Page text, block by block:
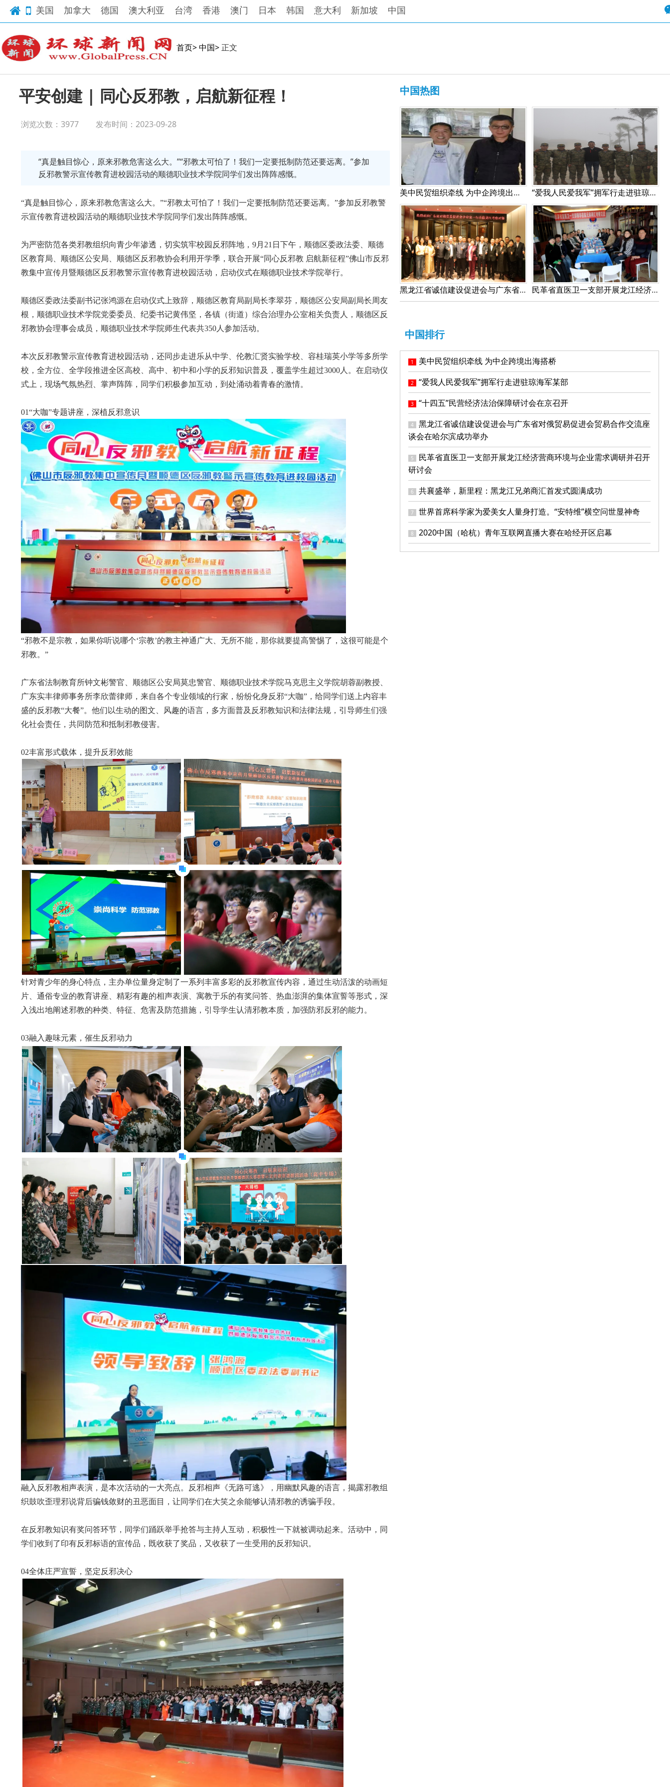
美国 加拿大 德国 澳大利亚 台湾 香港 澳门 日本 韩国 意大利 新加坡 中国
首页>中国> 正文
平安创建 | 同心反邪教，启航新征程！
浏览次数：3977 发布时间：2023-09-28
​“真是触目惊心，原来邪教危害这么大。”“邪教太可怕了！我们一定要抵制防范还要远离。”参加
反邪教警示宣传教育进校园活动的顺德职业技术学院同学们发出阵阵感慨。
“真是触目惊心，原来邪教危害这么大。”“邪教太可怕了！我们一定要抵制防范还要远离。”参加反邪教警
示宣传教育进校园活动的顺德职业技术学院同学们发出阵阵感慨。
为严密防范各类邪教组织向青少年渗透，切实筑牢校园反邪阵地， 9月21日下午，顺德区委政法委、顺德
区教育局、顺德区公安局、顺德区反邪教协会利用开学季，联合开展“同心反邪教 启航新征程”佛山市反邪
教集中宣传月暨顺德区反邪教警示宣传教育进校园活动，启动仪式在顺德职业技术学院举行。
顺德区委政法委副书记张鸿源在启动仪式上致辞，顺德区教育局副局长李翠芬，顺德区公安局副局长周友
根，顺德职业技术学院党委委员、纪委书记黄伟坚，各镇（街道）综合治理办公室相关负责人，顺德区反
邪教协会理事会成员，顺德职业技术学院师生代表共350人参加活动。
本次反邪教警示宣传教育进校园活动，还同步走进乐从中学、伦教汇贤实验学校、容桂瑞英小学等多所学
校，全方位、全学段推进全区高校、高中、初中和小学的反邪知识普及，覆盖学生超过3000人。在启动仪
式上，现场气氛热烈、掌声阵阵，同学们积极参加互动，到处涌动着青春的激情。
01“大咖”专题讲座，深植反邪意识
“邪教不是宗教，如果你听说哪个‘宗教’的教主神通广大、无所不能，那你就要提高警惕了，这很可能是个
邪教。”
广东省法制教育所钟文彬警官、顺德区公安局莫忠警官、顺德职业技术学院马克思主义学院胡蓉副教授、
广东实丰律师事务所李欣蕾律师，来自各个专业领域的行家，纷纷化身反邪“大咖”，给同学们送上内容丰
盛的反邪教“大餐”。他们以生动的图文、风趣的语言，多方面普及反邪教知识和法律法规，引导师生们强
化社会责任，共同防范和抵制邪教侵害。
02丰富形式载体，提升反邪效能
针对青少年的身心特点，主办单位量身定制了一系列丰富多彩的反邪教宣传内容，通过生动活泼的动画短
片、通俗专业的教育讲座、精彩有趣的相声表演、寓教于乐的有奖问答、热血澎湃的集体宣誓等形式，深
入浅出地阐述邪教的种类、特征、危害及防范措施，引导学生认清邪教本质，加强防邪反邪的能力。
03融入趣味元素，催生反邪动力
融入反邪教相声表演，是本次活动的一大亮点。反邪相声《无路可逃》，用幽默风趣的语言，揭露邪教组
织鼓吹歪理邪说背后骗钱敛财的丑恶面目，让同学们在大笑之余能够认清邪教的诱骗手段。
在反邪教知识有奖问答环节，同学们踊跃举手抢答与主持人互动，积极性一下就被调动起来。活动中，同
学们收到了印有反邪标语的宣传品，既收获了奖品，又收获了一生受用的反邪知识。
04全体庄严宣誓，坚定反邪决心
中国热图
美中民贸组织牵线 为中企跨境出海搭桥 “爱我人民爱我军”拥军行走进驻琼海军某部
黑龙江省诚信建设促进会与广东省对俄贸易促进会贸易合作交流座谈会在哈尔滨成功举办 民革省直医卫一支部开展龙江经济营商环境与企业需求调研并召开研讨会
中国排行
1 美中民贸组织牵线 为中企跨境出海搭桥
2 “爱我人民爱我军”拥军行走进驻琼海军某部
3 “十四五”民营经济法治保障研讨会在京召开
4
黑龙江省诚信建设促进会与广东省对俄贸易促进会贸易合作交流座
谈会在哈尔滨成功举办
5
民革省直医卫一支部开展龙江经济营商环境与企业需求调研并召开
研讨会
6 共襄盛举，新里程：黑龙江兄弟商汇首发式圆满成功
7 世界首席科学家为爱美女人量身打造。“安特维”横空问世显神奇
8 2020中国（哈杭）青年互联网直播大赛在哈经开区启幕